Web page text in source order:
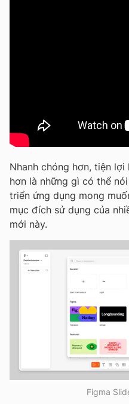
Nhanh chóng hơn, tiện
hơn là những gì có thể
triển ứng dụng mong
mục đích sử dụng của
mới này.
Figma